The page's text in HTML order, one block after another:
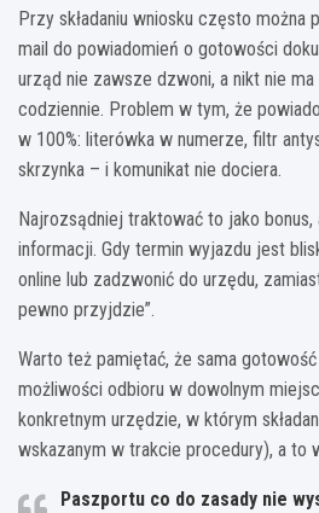
Przy składaniu wniosku często można
mail do powiadomień o gotowości
urząd nie zawsze dzwoni, a nikt nie
codziennie. Problem w tym, że
w 100%: literówka w numerze, filtr
skrzynka – i komunikat nie dociera.
Najrozsądniej traktować to jako bonus,
informacji. Gdy termin wyjazdu jest
online lub zadzwonić do urzędu,
pewno przyjdzie”.
Warto też pamiętać, że sama
możliwości odbioru w dowolnym
konkretnym urzędzie, w którym
wskazanym w trakcie procedury), a to
Paszportu co do zasady nie